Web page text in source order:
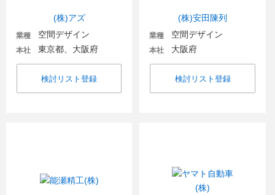
(株)アズ
業種 空間デザイン
本社 東京都、大阪府
検討リスト登録
(株)安田陳列
業種 空間デザイン
本社 大阪府
検討リスト登録